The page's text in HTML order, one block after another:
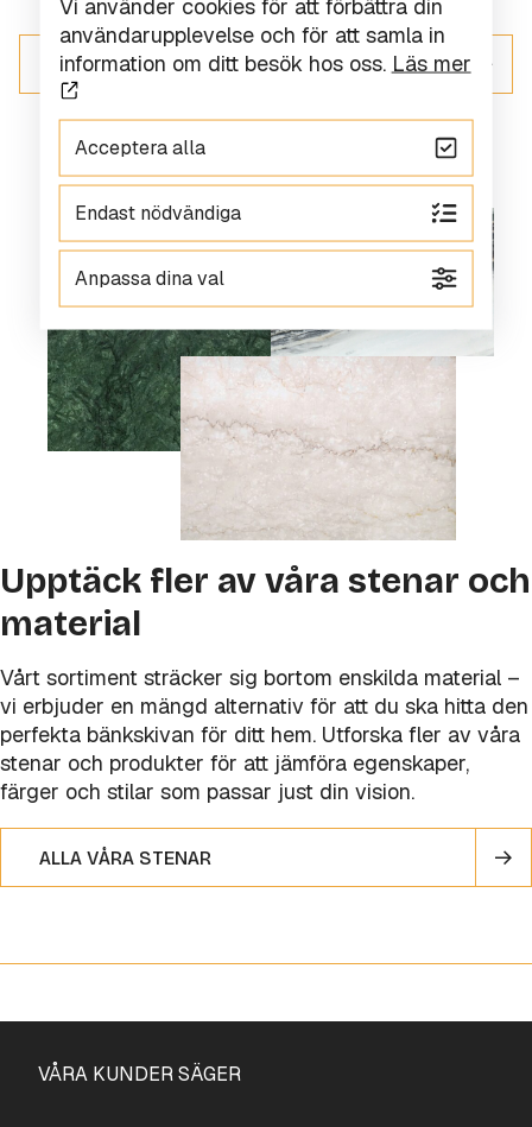
ALLT INOM KOMPOSITSTEN
Upptäck fler av våra stenar och
material
Vårt sortiment sträcker sig bortom enskilda material –
vi erbjuder en mängd alternativ för att du ska hitta den
perfekta bänkskivan för ditt hem. Utforska fler av våra
stenar och produkter för att jämföra egenskaper,
färger och stilar som passar just din vision.
ALLA VÅRA STENAR
VÅRA KUNDER SÄGER
användarupplevelse och för att samla in
information om ditt besök hos oss. Läs mer
Acceptera alla
Endast nödvändiga
Anpassa dina val